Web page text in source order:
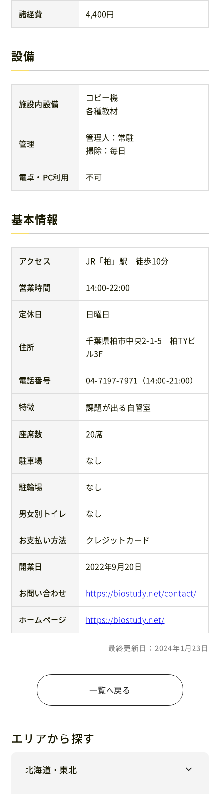
諸経費 4,400円
設備
施設内設備
コピー機
各種教材
管理
管理人：常駐
掃除：毎日
電卓・PC利用 不可
基本情報
アクセス JR「柏」駅 徒歩10分
営業時間 14:00-22:00
定休日 日曜日
住所
千葉県柏市中央2-1-5 柏TYビ
ル3F
電話番号 04-7197-7971（14:00-21:00）
特徴 課題が出る自習室
座席数 20席
駐車場 なし
駐輪場 なし
男女別トイレ なし
お支払い方法 クレジットカード
開業日 2022年9月20日
お問い合わせ https://biostudy.net/contact/
ホームページ https://biostudy.net/
最終更新日：2024年1月23日
一覧へ戻る
エリアから探す
北海道・東北